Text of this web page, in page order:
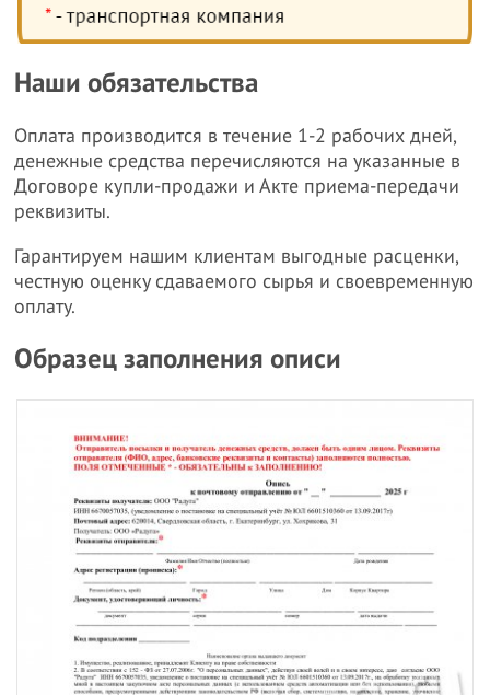
Наши обязательства
Оплата производится в течение 1-2 рабочих дней,
денежные средства перечисляются на указанные в
Договоре купли-продажи и Акте приема-передачи
реквизиты.
Гарантируем нашим клиентам выгодные расценки,
честную оценку сдаваемого сырья и своевременную
оплату.
Образец заполнения описи